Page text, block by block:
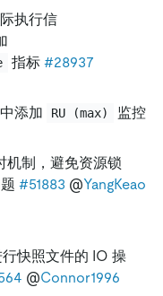
执行信
指标 #28937
添加
RU (max)
监控
机制，避免资源锁
#51883 @YangKeao
快照文件的 IO 操
@Connor1996